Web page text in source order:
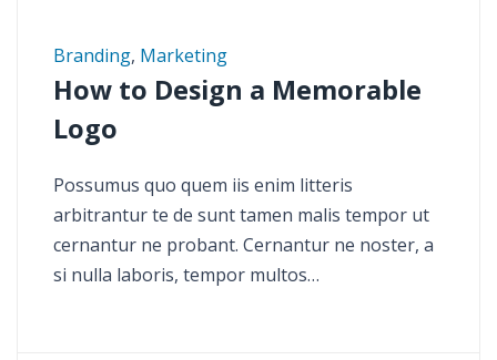
Branding, Marketing
How to Design a Memorable
Logo
Possumus quo quem iis enim litteris
arbitrantur te de sunt tamen malis tempor ut
cernantur ne probant. Cernantur ne noster, a
si nulla laboris, tempor multos…